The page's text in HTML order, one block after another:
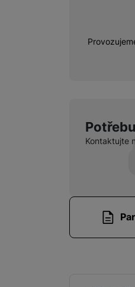
Kontaktujte